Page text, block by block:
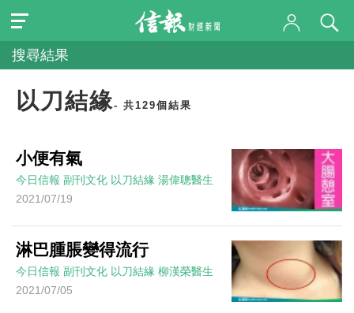
搜尋結果
以刀結緣- 共129個結果
小便有氣
今日信報 副刊文化 以刀結緣 湯偉聰醫生
2021/07/19
淋巴腫脹變得流行
今日信報 副刊文化 以刀結緣 柳漢榮醫生
2021/07/05